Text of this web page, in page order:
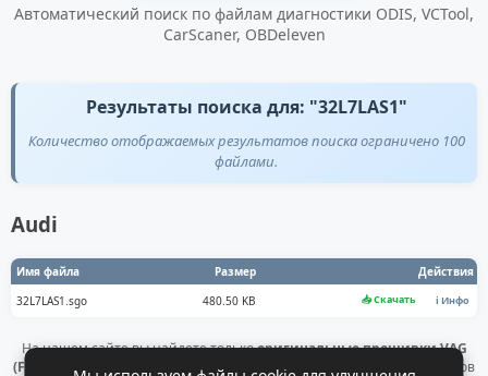
Автоматический поиск по файлам диагностики ODIS, VCTool,
CarScaner, OBDeleven
Результаты поиска для: "32L7LAS1"
Количество отображаемых результатов поиска ограничено 100
файлами.
Audi
Имя файла Размер
Действия
32L7LAS1.sgo
480.50 KB 📥 Скачать ℹ️ Инфо
На нашем сайте вы найдете толькооригинальные прошивки VAG
(Flashdaten)
. Все файлы получены напрямую с официальных серверов